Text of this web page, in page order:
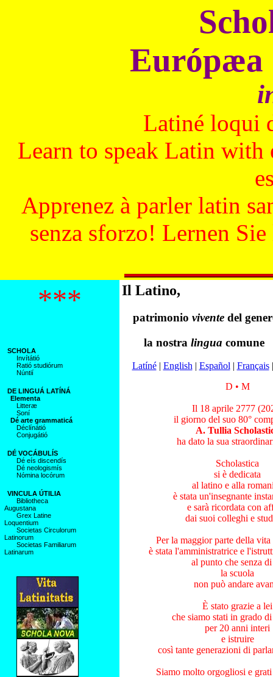
Európæa
Latiné loqui
Learn to speak Latin with
Apprenez à parler latin
senza sforzo! Lernen
***
SCHOLA
Invítátió
Ratió studiórum
Núntií
DE LINGUÁ LATÍNÁ
Elementa
Litteræ
Soní
Dé arte grammaticá
Déclínátió
Conjugátió
DÉ VOCÁBULÍS
Dé eís discendís
Dé neologismís
Nómina locórum
VINCULA ÚTILIA
Bibliotheca
Augustana
Grex Latine
Loquentium
Societas Circulorum
Latinorum
Societas Familiarum
Latinarum
Il Latino,
patrimonio vivente del
la nostra lingua comune
Latíné| English | Español | Français
D • M
Il 18 aprile 2777
il giorno del suo 80°
A. Tullia
ha dato la sua
Scholastica
si è dedicata
al latino e alla
è stata un'insegnante
e sarà ricordata con
dai suoi colleghi e
Per la maggior parte della
è stata l'amministratrice e
al punto che senza
la scuola
non può andare
È stato grazie a lei
che siamo stati in grado
per 20 anni interi
e istruire
così tante generazioni di
Siamo molto orgogliosi e grati